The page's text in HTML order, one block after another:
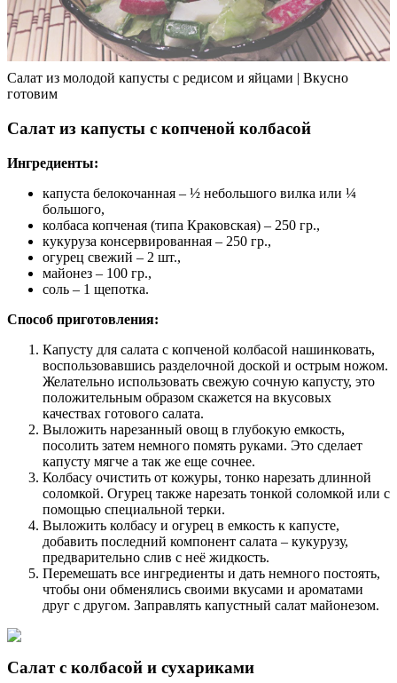
Салат из молодой капусты с редисом и яйцами | Вкусно
готовим
Салат из капусты с копченой колбасой
Ингредиенты:
капуста белокочанная – ½ небольшого вилка или ¼
большого,
колбаса копченая (типа Краковская) – 250 гр.,
кукуруза консервированная – 250 гр.,
огурец свежий – 2 шт.,
майонез – 100 гр.,
соль – 1 щепотка.
Способ приготовления:
Капусту для салата с копченой колбасой нашинковать,
воспользовавшись разделочной доской и острым ножом.
Желательно использовать свежую сочную капусту, это
положительным образом скажется на вкусовых
качествах готового салата.
Выложить нарезанный овощ в глубокую емкость,
посолить затем немного помять руками. Это сделает
капусту мягче а так же еще сочнее.
Колбасу очистить от кожуры, тонко нарезать длинной
соломкой. Огурец также нарезать тонкой соломкой или с
помощью специальной терки.
Выложить колбасу и огурец в емкость к капусте,
добавить последний компонент салата – кукурузу,
предварительно слив с неё жидкость.
Перемешать все ингредиенты и дать немного постоять,
чтобы они обменялись своими вкусами и ароматами
друг с другом. Заправлять капустный салат майонезом.
Салат с колбасой и сухариками